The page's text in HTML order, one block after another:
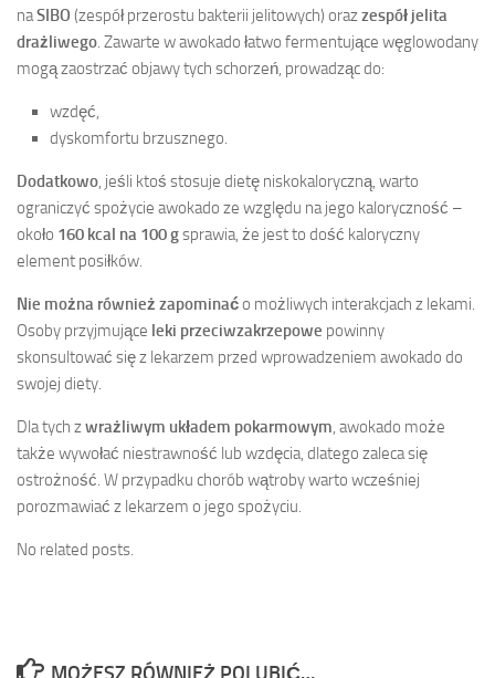
naSIBO (zespół przerostu bakterii jelitowych) orazzespół jelita
drażliwego. Zawarte w awokado łatwo fermentujące węglowodany
mogą zaostrzać objawy tych schorzeń, prowadząc do:
wzdęć,
dyskomfortu brzusznego.
Dodatkowo, jeśli ktoś stosuje dietę niskokaloryczną, warto
ograniczyć spożycie awokado ze względu na jego kaloryczność –
około 160 kcal na 100 gsprawia, że jest to dość kaloryczny
element posiłków.
Nie można również zapominaćo możliwych interakcjach z lekami.
Osoby przyjmujące leki przeciwzakrzepowe powinny
skonsultować się z lekarzem przed wprowadzeniem awokado do
swojej diety.
Dla tych zwrażliwym układem pokarmowym, awokado może
także wywołać niestrawność lub wzdęcia, dlatego zaleca się
ostrożność. W przypadku chorób wątroby warto wcześniej
porozmawiać z lekarzem o jego spożyciu.
No related posts.